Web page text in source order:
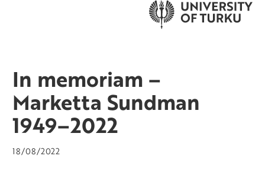
In memoriam –
Marketta Sundman
1949–2022
18/08/2022